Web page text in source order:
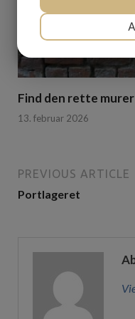
Find den rette
13. februar 2026
PREVIOUS ARTICLE
Portlageret
MARKETING